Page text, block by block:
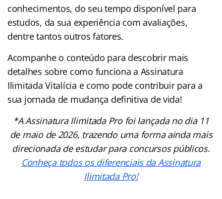
conhecimentos, do seu tempo disponível para
estudos, da sua experiência com avaliações,
dentre tantos outros fatores.
Acompanhe o conteúdo para descobrir mais
detalhes sobre como funciona a Assinatura
Ilimitada Vitalícia e como pode contribuir para a
sua jornada de mudança definitiva de vida!
*A Assinatura Ilimitada Pro foi lançada no dia 11
de maio de 2026, trazendo uma forma ainda mais
direcionada de estudar para concursos públicos.
Conheça todos os diferenciais da Assinatura
Ilimitada Pro!